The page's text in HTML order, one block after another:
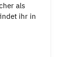
als
ihr in